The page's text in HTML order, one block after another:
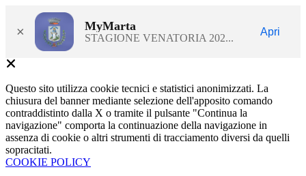
× MyMarta
STAGIONE VENATORIA 202...
Apri
Questo sito utilizza cookie tecnici e statistici anonimizzati. La
chiusura del banner mediante selezione dell'apposito comando
contraddistinto dalla X o tramite il pulsante "Continua la
navigazione" comporta la continuazione della navigazione in
assenza di cookie o altri strumenti di tracciamento diversi da quelli
sopracitati.
COOKIE POLICY